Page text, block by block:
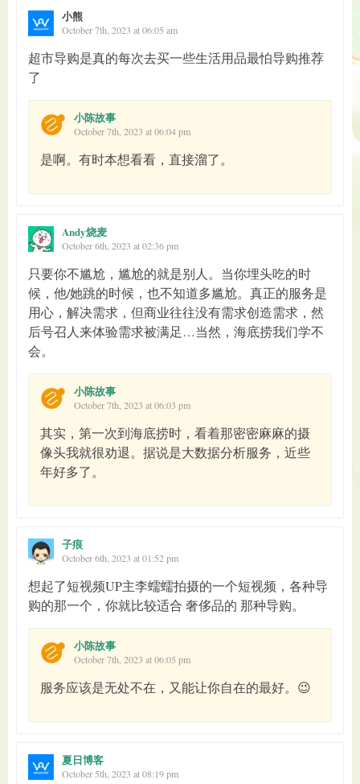
小熊
October 7th, 2023 at 06:05 am
超市导购是真的每次去买一些生活用品最怕导购推荐
了
小陈故事
October 7th, 2023 at 06:04 pm
是啊。有时本想看看，直接溜了。
Andy烧麦
October 6th, 2023 at 02:36 pm
只要你不尴尬，尴尬的就是别人。当你埋头吃的时
候，他/她跳的时候，也不知道多尴尬。真正的服务是
用心，解决需求，但商业往往没有需求创造需求，然
后号召人来体验需求被满足…当然，海底捞我们学不
会。
小陈故事
October 7th, 2023 at 06:03 pm
其实，第一次到海底捞时，看着那密密麻麻的摄
像头我就很劝退。据说是大数据分析服务，近些
年好多了。
子痕
October 6th, 2023 at 01:52 pm
想起了短视频UP主李蠕蠕拍摄的一个短视频，各种导
购的那一个，你就比较适合 奢侈品的 那种导购。
小陈故事
October 7th, 2023 at 06:05 pm
服务应该是无处不在，又能让你自在的最好。😉
夏日博客
October 5th, 2023 at 08:19 pm